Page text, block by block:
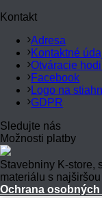
Kontakt
Adresa
Kontaktné
Otváracie
Facebook
Logo na
GDPR
Sledujte nás
Možnosti platby
Stavebniny K-store,
materiálu s
Ochrana